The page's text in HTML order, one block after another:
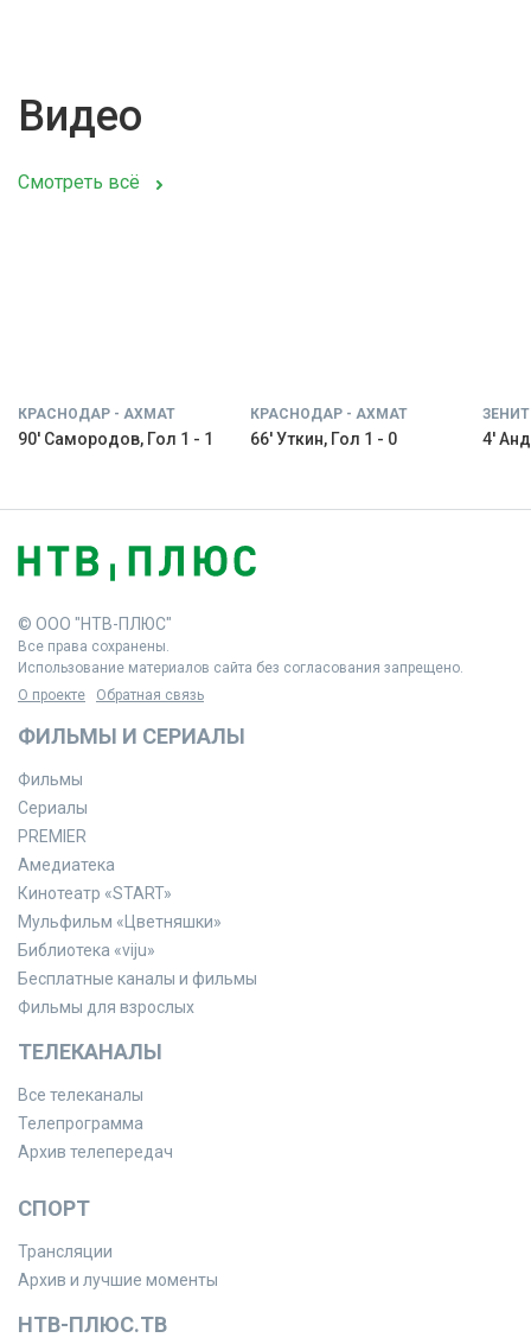
Видео
Смотреть всё
КРАСНОДАР - АХМАТ
90' Самородов, Гол 1 - 1
КРАСНОДАР - АХМАТ
66' Уткин, Гол 1 - 0 4'
© ООО "НТВ-ПЛЮС"
Все права сохранены.
Использование материалов сайта без согласования запрещено.
О проекте
Обратная связь
ФИЛЬМЫ И СЕРИАЛЫ
Фильмы
Сериалы
PREMIER
Амедиатека
Кинотеатр «START»
Мульфильм «Цветняшки»
Библиотека «viju»
Бесплатные каналы и фильмы
Фильмы для взрослых
ТЕЛЕКАНАЛЫ
Все телеканалы
Телепрограмма
Архив телепередач
СПОРТ
Трансляции
Архив и лучшие моменты
НТВ-ПЛЮС.ТВ